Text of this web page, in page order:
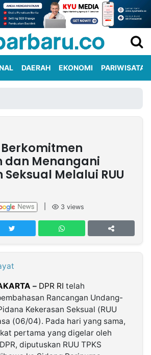
DAERAH EKONOMI PARIWISATA
Berkomitmen
dan Menangani
Melalui RUU
3 views
– DPR RI telah
Rancangan Undang-
Kekerasan Seksual (RUU
(06/04). Pada hari yang sama,
pertama yang digelar oleh
diputuskan RUU TPKS